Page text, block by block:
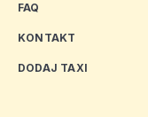
FAQ
KONTAKT
DODAJ TAXI